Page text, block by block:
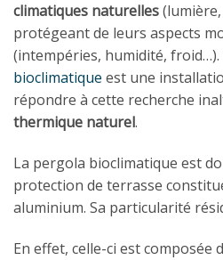
climatiques naturelles
protégeant de leurs aspects
(intempéries, humidité, froid…).
bioclimatique est une
répondre à cette recherche
thermique naturel.
La pergola bioclimatique est
protection de terrasse
aluminium. Sa particularité
En effet, celle-ci est composée